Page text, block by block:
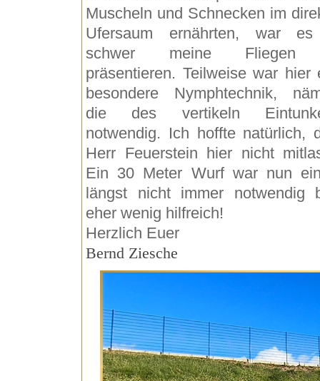
Muscheln und Schnecken im
Ufersaum ernährten, war
schwer meine Fliegen
präsentieren. Teilweise war hier
besondere Nymphtechnik,
die des vertikeln
notwendig. Ich hoffte natürlich,
Herr Feuerstein hier nicht
Ein 30 Meter Wurf war nun
längst nicht immer notwendig
eher wenig hilfreich!
Herzlich Euer
Bernd Ziesche